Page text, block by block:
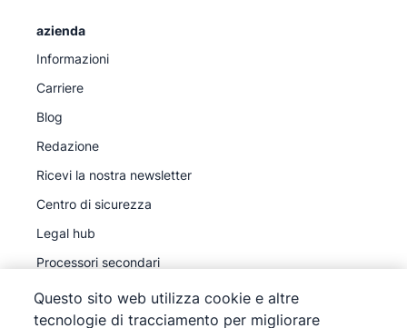
azienda
Informazioni
Carriere
Blog
Redazione
Ricevi la nostra newsletter
Centro di sicurezza
Legal hub
Processori secondari
Questo sito web utilizza cookie e altre
tecnologie di tracciamento per migliorare